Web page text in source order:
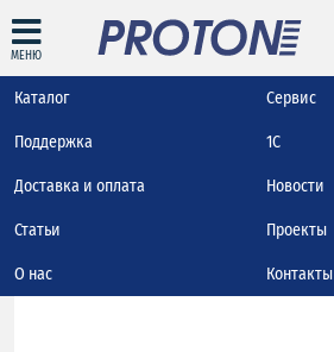
МЕНЮ
Каталог Сервис
Поддержка 1С
Доставка и оплата Новости
Статьи Проекты
О нас Контакты